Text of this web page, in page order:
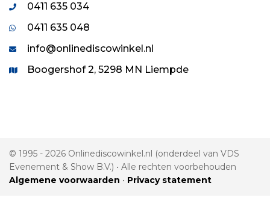
0411 635 034
0411 635 048
info@onlinediscowinkel.nl
Boogershof 2, 5298 MN Liempde
© 1995 - 2026 Onlinediscowinkel.nl (onderdeel van VDS
Evenement & Show B.V.) • Alle rechten voorbehouden
Algemene voorwaarden • Privacy statement